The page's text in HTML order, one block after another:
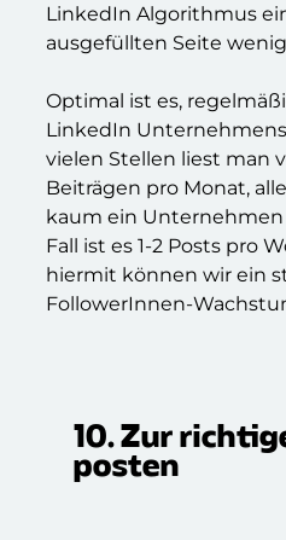
LinkedIn Algorithmus
ausgefüllten Seite
Optimal ist es,
LinkedIn
vielen Stellen liest man
Beiträgen pro Monat,
kaum ein Unternehmen
Fall ist es 1-2 Posts pro
hiermit können wir ein
FollowerInnen-
10. Zur
posten